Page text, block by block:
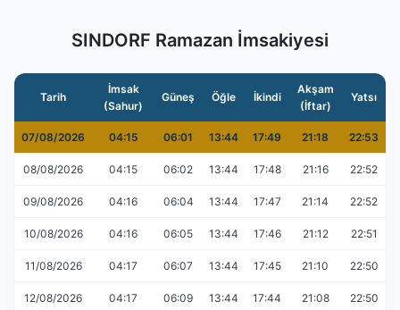
SINDORF Ramazan İmsakiyesi
Tarih
İmsak
(Sahur)
Güneş Öğle İkindi
Akşam
(İftar)
Yatsı
07/08/2026 04:15 06:01 13:44 17:49 21:18 22:53
08/08/2026 04:15 06:02 13:44 17:48 21:16 22:52
09/08/2026 04:16 06:04 13:44 17:47 21:14 22:52
10/08/2026 04:16 06:05 13:44 17:46 21:12 22:51
11/08/2026 04:17 06:07 13:44 17:45 21:10 22:50
12/08/2026 04:17 06:09 13:44 17:44 21:08 22:50